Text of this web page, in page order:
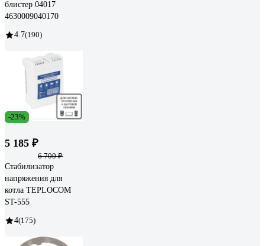
блистер 04017
4630009040170
4.7(190)
-23%
5 185 ₽
6 700 ₽
Стабилизатор
напряжения для
котла TEPLOCOM
ST-555
4(175)